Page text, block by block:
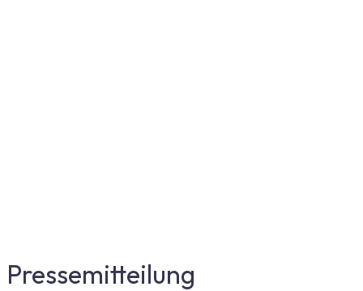
Pressemitteilung